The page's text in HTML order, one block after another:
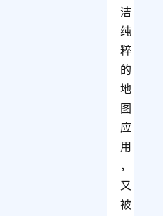
洁
纯
粹
的
地
图
应
用
，
又
被